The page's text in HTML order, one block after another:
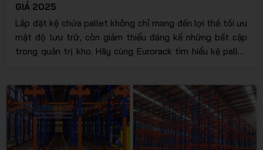
GIÁ 2025
Lắp đặt kệ chứa pallet không chỉ mang đến lợi thế tối ưu
mật độ lưu trữ, còn giảm thiểu đáng kể những bất cập
trong quản trị kho. Hãy cùng Eurorack tìm hiểu kệ pallet
đặt thích hợp, đáp ứng yêu cầu tải trọng cùng chính sách
gói thầu tốt nhất.